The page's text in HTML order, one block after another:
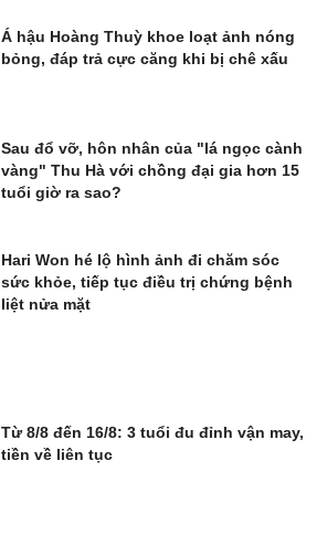
Á hậu Hoàng Thuỳ khoe loạt ảnh nóng
bỏng, đáp trả cực căng khi bị chê xấu
Sau đổ vỡ, hôn nhân của "lá ngọc cành
vàng" Thu Hà với chồng đại gia hơn 15
tuổi giờ ra sao?
Hari Won hé lộ hình ảnh đi chăm sóc
sức khỏe, tiếp tục điều trị chứng bệnh
liệt nửa mặt
Từ 8/8 đến 16/8: 3 tuổi đu đỉnh vận may,
tiền về liên tục